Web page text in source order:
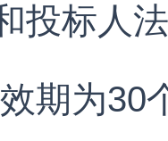
投标人
期为30